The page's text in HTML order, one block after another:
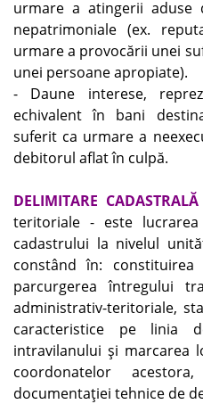
urmare a atingerii aduse
nepatrimoniale (ex.
urmare a provocării unei
unei persoane apropiate).
- Daune interese,
echivalent în bani
suferit ca urmare a
debitorul aflat în culpă.
DELIMITARE CADASTRALĂ
teritoriale - este
cadastrului la nivelul
constând în:
parcurgerea întregului
administrativ-teritoriale,
caracteristice pe linia
intravilanului şi marcarea
coordonatelor
documentaţiei tehnice de